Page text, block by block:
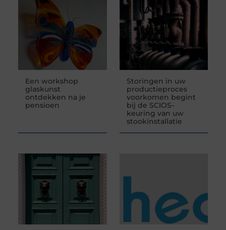
Een workshop
glaskunst
ontdekken na je
pensioen
Storingen in uw
productieproces
voorkomen begint
bij de SCIOS-
keuring van uw
stookinstallatie